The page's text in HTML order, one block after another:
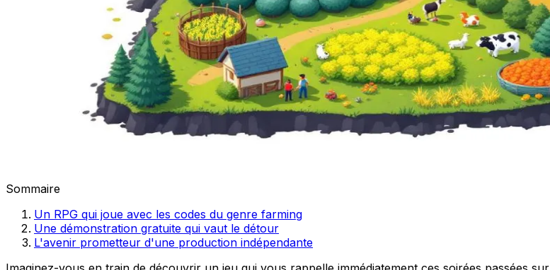
Sommaire
Un RPG qui joue avec les codes du genre farming
Une démonstration gratuite qui vaut le détour
L'avenir prometteur d'une production indépendante